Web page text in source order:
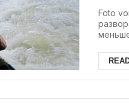
Foto